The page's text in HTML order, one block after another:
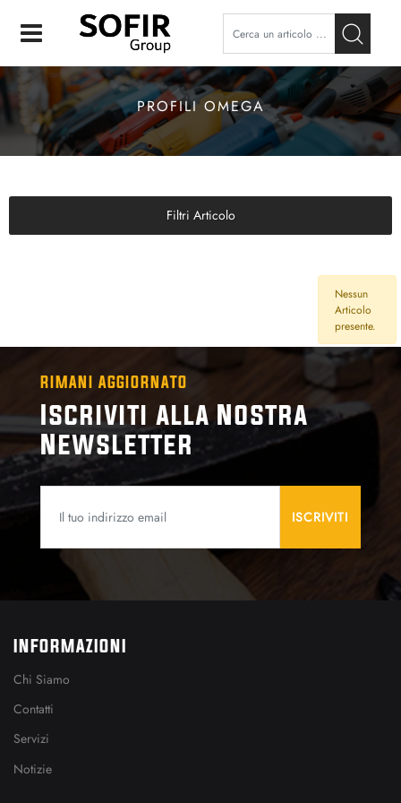
PROFILI OMEGA
Filtri Articolo
Nessun
Articolo
presente.
RIMANI AGGIORNATO
Iscriviti alla Nostra
Newsletter
INFORMAZIONI
Chi Siamo
Contatti
Servizi
Notizie